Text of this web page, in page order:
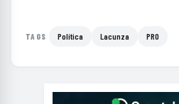
TAGS Política Lacunza PRO